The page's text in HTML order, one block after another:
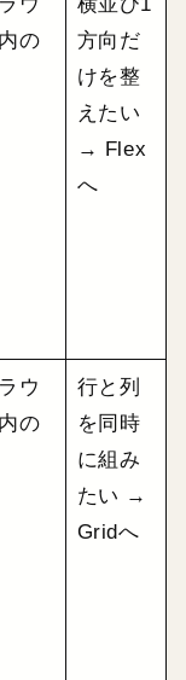
の
方向だ
けを整
えたい
→ Flex
へ
ウ
の
行と列
を同時
に組み
たい →
Gridへ